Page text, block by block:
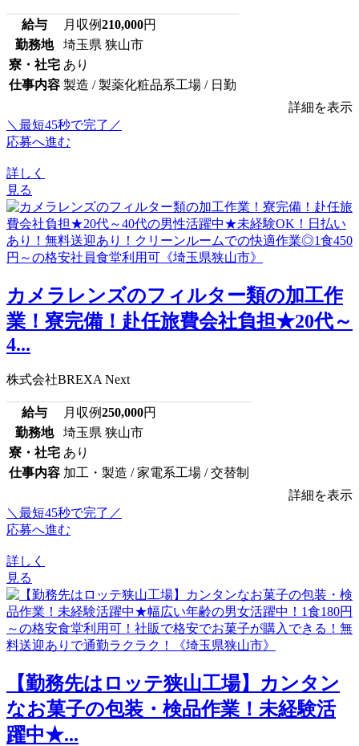
給与 月収例210,000円
勤務地
埼玉県 狭山市
寮・社宅 あり
仕事内容 製造 / 製薬化粧品系工場 / 日勤
詳細を表示
＼最短45秒で完了／
応募へ進む
詳しく
見る
カメラレンズのフィルター類の加工作
業！寮完備！赴任旅費会社負担★20代～
4...
株式会社BREXA Next
給与 月収例250,000円
勤務地
埼玉県 狭山市
寮・社宅 あり
仕事内容 加工・製造 / 家電系工場 / 交替制
詳細を表示
＼最短45秒で完了／
応募へ進む
詳しく
見る
【勤務先はロッテ狭山工場】カンタン
なお菓子の包装・検品作業！未経験活
躍中★...